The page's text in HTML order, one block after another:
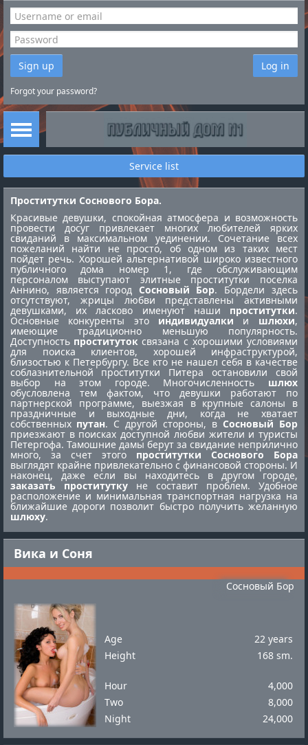
Sign up Log in
Forgot your password?
Service list
Вика и Соня
Сосновый Бор
Age
22 years
Height
168 sm.
Hour
4,000
Two
8,000
Night
24,000
Проститутки Соснового Бора.
Красивые девушки, спокойная атмосфера и возможность
провести досуг привлекает многих любителей ярких
свиданий в максимальном уединении. Сочетание всех
пожеланий найти не просто, об одном из таких мест
пойдет речь. Хорошей альтернативой широко известного
публичного дома номер 1, где обслуживающим
персоналом выступают элитные проститутки поселка
Аннино, является город Сосновый Бор. Бордели здесь
отсутствуют, жрицы любви представлены активными
девушками, их ласково именуют наши проститутки.
Основные конкуренты это индивидуалки и шлюхи,
имеющие традиционно меньшую популярность.
Доступность проституток
для поиска клиентов, хорошей инфраструктурой,
близостью к Петербургу. Все кто не нашел себя в качестве
соблазнительной проститутки Питера
выбор на этом городе. Многочисленность шлюх
обусловлена тем фактом, что девушки работают по
партнерской программе, выезжая в крупные салоны в
праздничные и выходные дни, когда не хватает
собственных путан. С другой стороны, в Сосновый Бор
приезжают в поисках доступной любви жители и туристы
Петергофа. Тамошние дамы берут за свидание неприлично
много, за счет этого проститутки Соснового Бора
выглядят крайне привлекательно с финансовой стороны. И
наконец, даже если вы находитесь в другом городе,
заказать проститутку не составит проблем. Удобное
расположение и минимальная транспортная нагрузка на
ближайшие дороги позволит быстро получить желанную
шлюху.